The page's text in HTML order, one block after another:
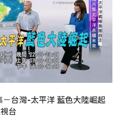
－台灣-太平洋 藍色大陸崛起
台